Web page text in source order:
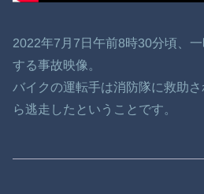
2022年7月7日午前8時30分頃、
する事故映像。
バイクの運転手は消防隊に救助
ら逃走したということです。